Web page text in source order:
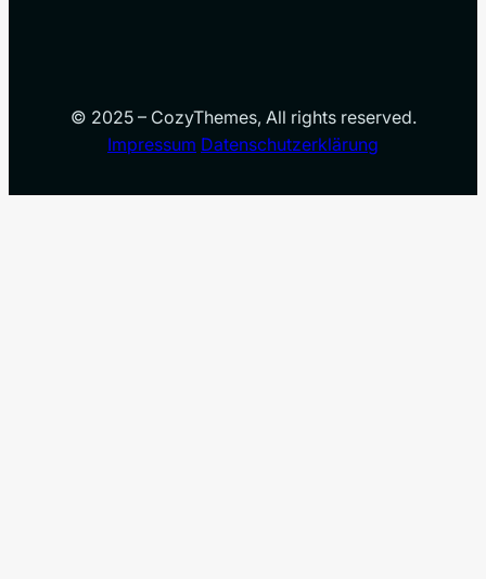
© 2025 – CozyThemes, All rights reserved.
Impressum Datenschutzerklärung